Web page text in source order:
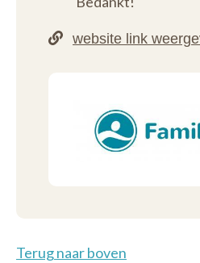
Terug naar boven